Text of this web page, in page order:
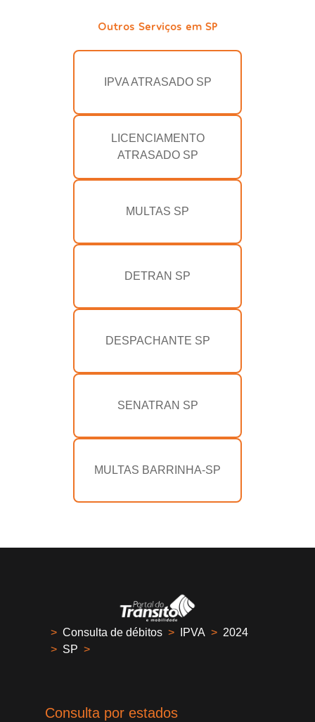
Outros Serviços em SP
IPVA ATRASADO SP
LICENCIAMENTO
ATRASADO SP
MULTAS SP
DETRAN SP
DESPACHANTE SP
SENATRAN SP
MULTAS BARRINHA-SP
> Consulta de débitos > IPVA > 2024
> SP >
Consulta por estados